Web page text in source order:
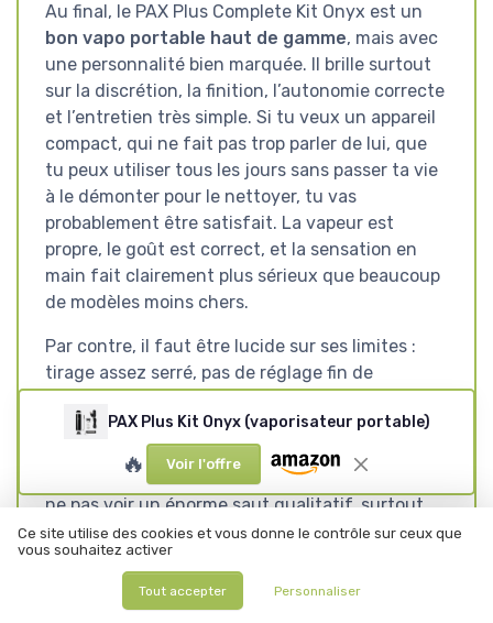
Au final, le PAX Plus Complete Kit Onyx est un
bon vapo portable haut de gamme, mais avec
une personnalité bien marquée. Il brille surtout
sur la discrétion, la finition, l’autonomie correcte
et l’entretien très simple. Si tu veux un appareil
compact, qui ne fait pas trop parler de lui, que
tu peux utiliser tous les jours sans passer ta vie
à le démonter pour le nettoyer, tu vas
probablement être satisfait. La vapeur est
propre, le goût est correct, et la sensation en
main fait clairement plus sérieux que beaucoup
de modèles moins chers.
Par contre, il faut être lucide sur ses limites :
tirage assez serré, pas de réglage fin de
qui pique un peu. Si tu viens d’un Fenix ou d’un
Zeus Arc et que tu es très attaché à un tirage
plus aérien et à un contrôle précis, tu risques de
ne pas voir un énorme saut qualitatif, surtout
au vu du tarif. Pour moi, ce PAX Plus s’adresse
surtout à ceux qui veulent un vapo discret, bien
construit, facile à vivre, et qui acceptent de
sacrifier un peu de flexibilité pour ça. Si tu
PAX Plus Kit Onyx (vaporisateur portable)
🔥 Voir l'offre
Ce site utilise des cookies et vous donne le contrôle sur ceux que
vous souhaitez activer
Tout accepter Personnaliser